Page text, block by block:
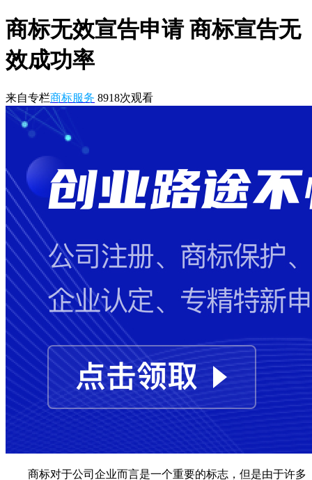
商标无效宣告申请 商标宣告无
效成功率
来自专栏商标服务 8918次观看
商标对于公司企业而言是一个重要的标志，但是由于许多